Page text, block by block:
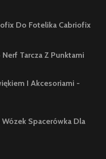
Do Fotelika Cabriofix
Tarcza Z Punktami
I Akcesoriami -
Spacerówka Dla